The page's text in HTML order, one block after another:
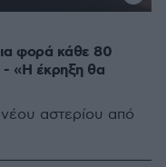
φορά κάθε 80
- «Η έκρηξη θα
αστερίου από